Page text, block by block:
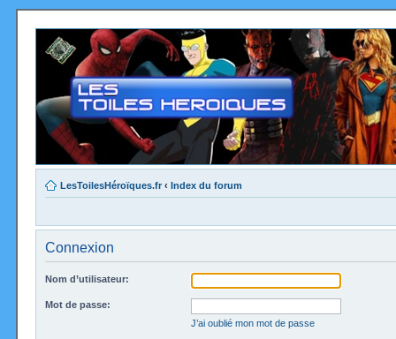
LesToilesHéroïques.fr ‹ Index du forum
Connexion
Nom d’utilisateur:
Mot de passe:
J’ai oublié mon mot de passe